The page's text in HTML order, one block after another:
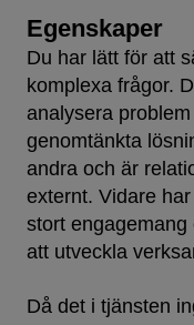
Egenskaper
Du har lätt för att
komplexa frågor.
analysera
genomtänkta
andra och är
externt. Vidare
stort
att utveckla
Då det i tjänsten